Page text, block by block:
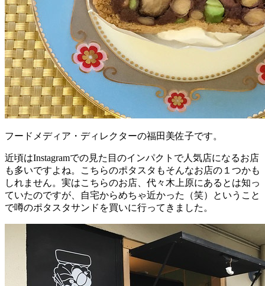
フードメディア・ディレクターの福田美佐子です。
近頃はInstagramでの見た目のインパクトで人気店になるお店
も多いですよね。こちらのポタスタもそんなお店の１つかも
しれません。実はこちらのお店、代々木上原にあるとは知っ
ていたのですが、自宅からめちゃ近かった（笑）ということ
で噂のポタスタサンドを買いに行ってきました。